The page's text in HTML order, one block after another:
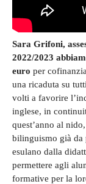
Sara Grifoni,
2022/2023
euro per
una ricaduta su
volti a favorire
inglese, in
quest’anno al
bilinguismo già da
esulano dalla
permettere agli
formative per la